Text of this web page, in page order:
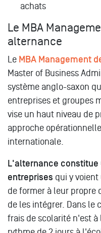
achats
Le MBA
alternance
Le MBA Management
Master of Business
système anglo-saxon
entreprises et groupes
vise un haut niveau de
approche
internationale.
L'alternance constitue
entreprises qui y
de former à leur propre
de les intégrer. Dans le
frais de scolarité n'est